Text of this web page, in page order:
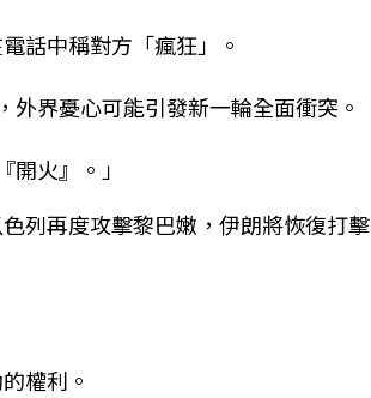
話中稱對方「瘋狂」。
界憂心可能引發新一輪全面衝突。
火』。」
列再度攻擊黎巴嫩，伊朗將恢復打
權利。